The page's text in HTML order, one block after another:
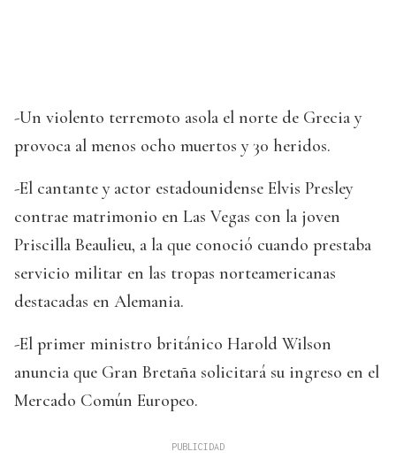
-Un violento terremoto asola el norte de Grecia y
provoca al menos ocho muertos y 30 heridos.
-El cantante y actor estadounidense Elvis Presley
contrae matrimonio en Las Vegas con la joven
Priscilla Beaulieu, a la que conoció cuando prestaba
servicio militar en las tropas norteamericanas
destacadas en Alemania.
-El primer ministro británico Harold Wilson
anuncia que Gran Bretaña solicitará su ingreso en el
Mercado Común Europeo.